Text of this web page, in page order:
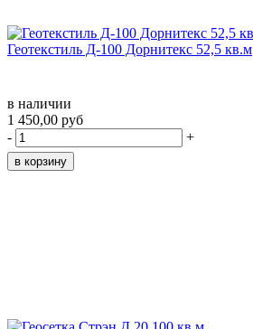
Геотекстиль Д-100 Дорнитекс 52,5 кв.м
в наличии
1 450,00 руб
-
+